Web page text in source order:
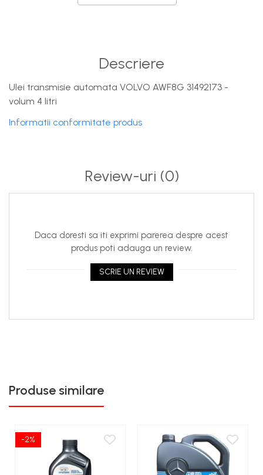
Descriere
Ulei transmisie automata VOLVO AWF8G 31492173 -
volum 4 litri
Informatii conformitate produs
Review-uri (0)
Daca doresti sa iti exprimi parerea despre acest
produs poti adauga un review.
SCRIE UN REVIEW
Produse similare
-2%